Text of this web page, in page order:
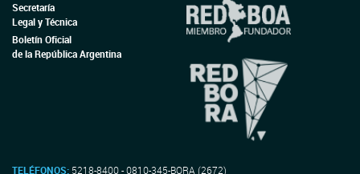
Secretaría
Legal y Técnica
Boletín Oficial
de la República Argentina
TELÉFONOS: 5218-8400 - 0810-345-BORA (2672)